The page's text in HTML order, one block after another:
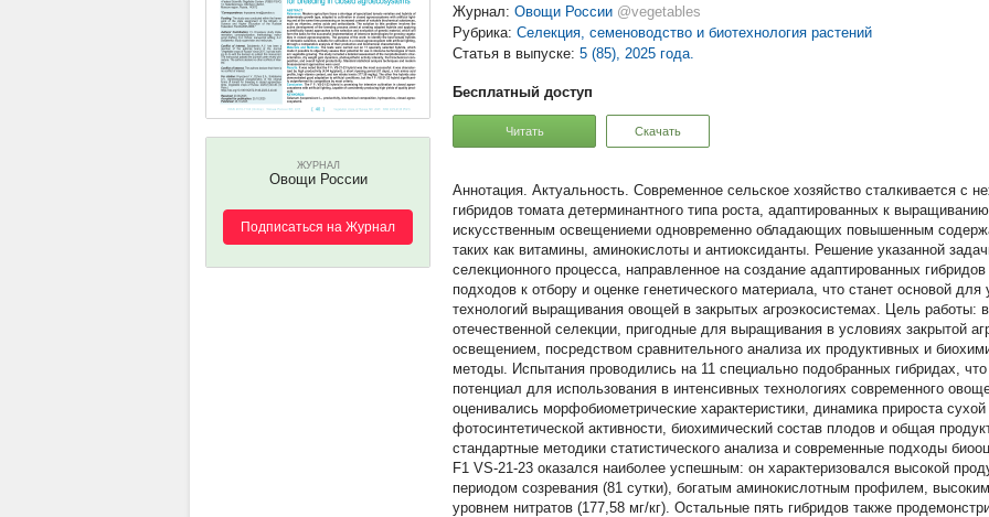
ЖУРНАЛ
Овощи России
Подписаться на Журнал
Журнал: Овощи России @vegetables
Рубрика: Селекция, семеноводство и биотехнология растений
Статья в выпуске: 5 (85), 2025 года.
Бесплатный доступ
Читать Скачать
Актуальность. Современное сельское хозяйство сталкивается с
гибридов томата детерминантного типа роста, адаптированных к
искусственным освещениеми одновременно обладающих повышенным
таких как витамины, аминокислоты и антиоксиданты. Решение указанной
селекционного процесса, направленное на создание адаптированных
подходов к отбору и оценке генетического материала, что станет основой
технологий выращивания овощей в закрытых агроэкосистемах. Цель работы:
отечественной селекции, пригодные для выращивания в условиях закрытой
освещением, посредством сравнительного анализа их продуктивных и
методы. Испытания проводились на 11 специально подобранных гибридах,
потенциал для использования в интенсивных технологиях современного
оценивались морфобиометрические характеристики, динамика прироста
фотосинтетической активности, биохимический состав плодов и общая
стандартные методики статистического анализа и современные подходы
F1 VS-21-23 оказался наиболее успешным: он характеризовался высокой
периодом созревания (81 сутки), богатым аминокислотным профилем,
уровнем нитратов (177,58 мг/кг). Остальные пять гибридов также